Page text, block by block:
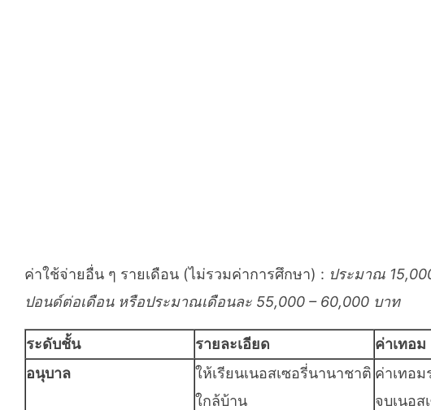
ค่าใช้จ่ายอื่น ๆ รายเดือน (ไม่รวมค่าการศึกษา) : ประมาณ
ปอนด์ต่อเดือน หรือประมาณเดือนละ 55,000 – 60,000 บาท
ระดับชั้น รายละเอียด
ค่าเทอม
อนุบาล
ให้เรียนเนอสเซอรี่นานาชาติ
ใกล้บ้าน
ค่าเทอ
จบเนอ